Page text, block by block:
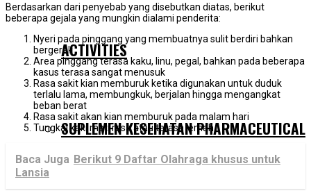
ACTIVITIES
SUPLEMEN KESEHATAN PHARMACEUTICAL
Berdasarkan dari penyebab yang disebutkan diatas, berikut
beberapa gejala yang mungkin dialami penderita:
Nyeri pada pinggang yang membuatnya sulit berdiri bahkan
bergerak
Area pinggang terasa kaku, linu, pegal, bahkan pada beberapa
kasus terasa sangat menusuk
Rasa sakit kian memburuk ketika digunakan untuk duduk
terlalu lama, membungkuk, berjalan hingga mengangkat
beban berat
Rasa sakit akan kian memburuk pada malam hari
Tungkai kaki mati rasa atau terasa lemah
Baca Juga Berikut 9 Daftar Olahraga khusus untuk
Lansia